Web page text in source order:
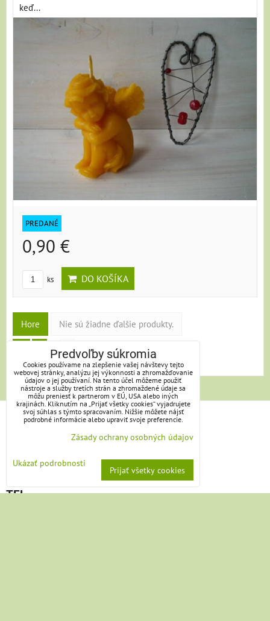
keď...
PREDANÉ
0,90 €
ks DO KOŠÍKA
Hore Nie sú žiadne ďalšie produkty.
KONTAKT
013 11 Lietavská Lúčka, Žilina
TEL.
Predvoľby súkromia
Cookies používame na zlepšenie vašej návštevy tejto
webovej stránky, analýzu jej výkonnosti a zhromažďovanie
údajov o jej používaní. Na tento účel môžeme použiť
nástroje a služby tretích strán a zhromaždené údaje sa
môžu preniesť k partnerom v EÚ, USA alebo iných
krajinách. Kliknutím na „Prijať všetky cookies“ vyjadrujete
svoj súhlas s týmto spracovaním. Nižšie môžete nájsť
podrobné informácie alebo upraviť svoje preferencie.
Zásady ochrany osobných údajov
Ukázať podrobnosti
Prijať všetky cookies